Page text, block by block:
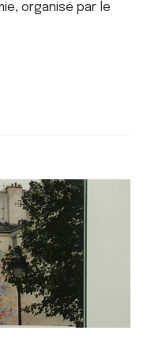
organisé par le